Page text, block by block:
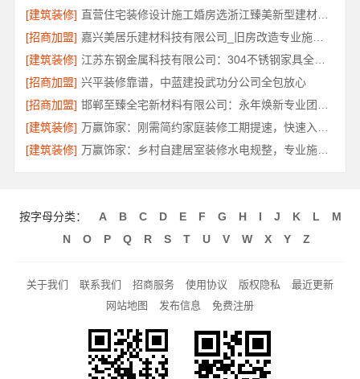
[建筑装修]
直营住宅装修设计施工婚房选浙江臻美新型建材有限公司
[招商加盟]
嘉兴美居乐建材科技有限公司_旧房改造专业施工口碑推荐
[建筑装修]
江苏东钢金属科技有限公司：304不锈钢家具全国地址
[招商加盟] 兴平装修靠谱，中蓝建投武功分公司全包放心
[招商加盟]
[建筑装修]
[建筑装修]
万赢饰家：乡村自建居室装修水电规整，专业施工保障
按字母分类： A B C D E F G H I J K L
M
N
O P Q R S T U V W X Y Z
关于我们 联系我们 招商服务 使用协议 版权隐私
最近更新
网站地图
发布信息 免费注册